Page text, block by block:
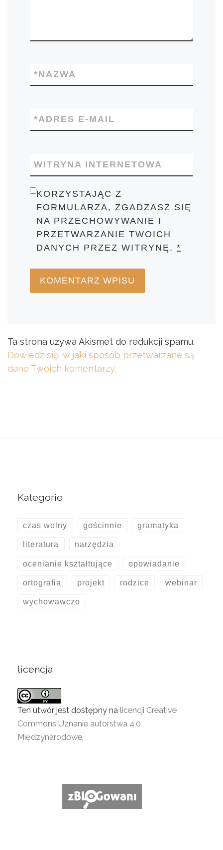
NAZWA
*
ADRES E-MAIL
*
WITRYNA INTERNETOWA
KORZYSTAJĄC Z
FORMULARZA, ZGADZASZ SIĘ
NA PRZECHOWYWANIE I
PRZETWARZANIE TWOICH
DANYCH PRZEZ WITRYNĘ.*
Ta strona używa Akismet do redukcji spamu.
Dowiedz się, w jaki sposób przetwarzane są
dane Twoich komentarzy.
Kategorie
czas wolny gościnnie gramatyka
literatura narzędzia
ocenianie kształtujące opowiadanie
ortografia projekt rodzice webinar
wychowawczo
licencja
Ten utwór jest dostępny na licencji Creative
Commons Uznanie autorstwa 4.0
Międzynarodowe.